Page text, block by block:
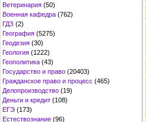
Ветеринария (50)
Военная кафедра (762)
ГДЗ (2)
География (5275)
Геодезия (30)
Геология (1222)
Геополитика (43)
Государство и право (20403)
Гражданское право и процесс (465)
Делопроизводство (19)
Деньги и кредит (108)
ЕГЭ (173)
Естествознание (96)